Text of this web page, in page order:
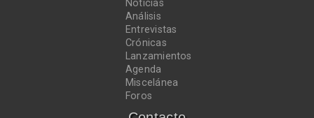
Noticias
Análisis
Entrevistas
Crónicas
Lanzamientos
Agenda
Miscelánea
Foros